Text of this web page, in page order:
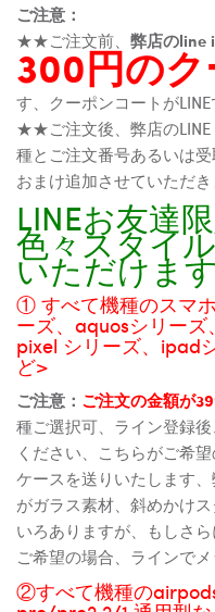
ご注意：
★★ご注文前、 弊店のline
300円の
す、クーポンコートが
★★ご注文後、弊店のLINE
種とご注文番号あるいは
おまけ追加させていただ
LINEお友達
色々スタイ
いただけま
① すべて機種のスマ
ーズ、aquosシリー
pixel シリーズ、ipad
ど>
ご注意： ご注文の金額が
種ご選択可、ライン登録
ください、こちらがご希
ケースを送りいたします
がガラス素材、斜めかけ
いろありますが、もしさ
ご希望の場合、ラインで
②すべて機種の